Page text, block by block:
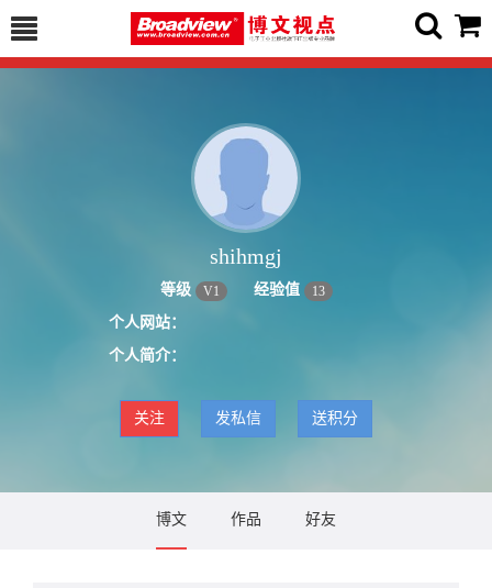
shihmgj
等级 V1 经验值 13
个人网站：
个人简介：
关注 发私信 送积分
博文 作品 好友